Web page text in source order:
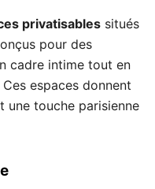
privatisables situés
pour des
cadre intime tout en
espaces donnent
une touche parisienne